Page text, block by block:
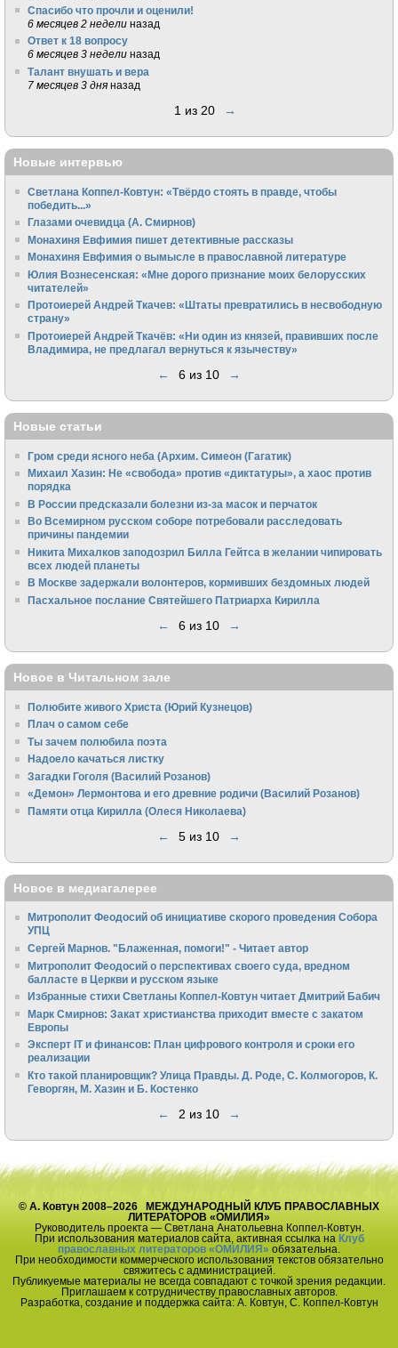
Спасибо что прочли и оценили!
6 месяцев 2 недели назад
Ответ к 18 вопросу
6 месяцев 3 недели назад
Талант внушать и вера
7 месяцев 3 дня назад
1 из 20 →
Новые интервью
Светлана Коппел-Ковтун: «Твёрдо стоять в правде, чтобы
победить...»
Глазами очевидца (А. Смирнов)
Монахиня Евфимия пишет детективные рассказы
Монахиня Евфимия о вымысле в православной литературе
Юлия Вознесенская: «Мне дорого признание моих белорусских
читателей»
Протоиерей Андрей Ткачев: «Штаты превратились в несвободную
страну»
Протоиерей Андрей Ткачёв: «Ни один из князей, правивших после
Владимира, не предлагал вернуться к язычеству»
← 6 из 10 →
Новые статьи
Гром среди ясного неба (Архим. Симеон (Гагатик)
Михаил Хазин: Не «свобода» против «диктатуры», а хаос против
порядка
В России предсказали болезни из-за масок и перчаток
Во Всемирном русском соборе потребовали расследовать
причины пандемии
Никита Михалков заподозрил Билла Гейтса в желании чипировать
всех людей планеты
В Москве задержали волонтеров, кормивших бездомных людей
Пасхальное послание Святейшего Патриарха Кирилла
← 6 из 10 →
Новое в Читальном зале
Полюбите живого Христа (Юрий Кузнецов)
Плач о самом себе
Ты зачем полюбила поэта
Надоело качаться листку
Загадки Гоголя (Василий Розанов)
«Демон» Лермонтова и его древние родичи (Василий Розанов)
Памяти отца Кирилла (Олеся Николаева)
← 5 из 10 →
Новое в медиагалерее
Митрополит Феодосий об инициативе скорого проведения Собора
УПЦ
Сергей Марнов. "Блаженная, помоги!" - Читает автор
Митрополит Феодосий о перспективах своего суда, вредном
балласте в Церкви и русском языке
Избранные стихи Светланы Коппел-Ковтун читает Дмитрий Бабич
Марк Смирнов: Закат христианства приходит вместе с закатом
Европы
Эксперт IT и финансов: План цифрового контроля и сроки его
реализации
Кто такой планировщик? Улица Правды. Д. Роде, С. Колмогоров, К.
Геворгян, М. Хазин и Б. Костенко
← 2 из 10 →
© А. Ковтун 2008–2026 МЕЖДУНАРОДНЫЙ КЛУБ ПРАВОСЛАВНЫХ
ЛИТЕРАТОРОВ «ОМИЛИЯ»
Руководитель проекта — Светлана Анатольевна Коппел-Ковтун.
При использования материалов сайта, активная ссылка на Клуб
православных литераторов «ОМИЛИЯ» обязательна.
При необходимости коммерческого использования текстов обязательно
свяжитесь с администрацией.
Публикуемые материалы не всегда совпадают с точкой зрения редакции.
Приглашаем к сотрудничеству православных авторов.
Разработка, создание и поддержка сайта: А. Ковтун, С. Коппел-Ковтун